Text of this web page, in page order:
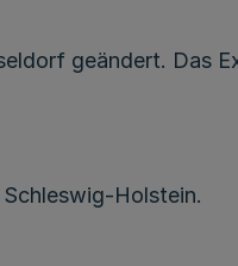
geändert. Das
Holstein.